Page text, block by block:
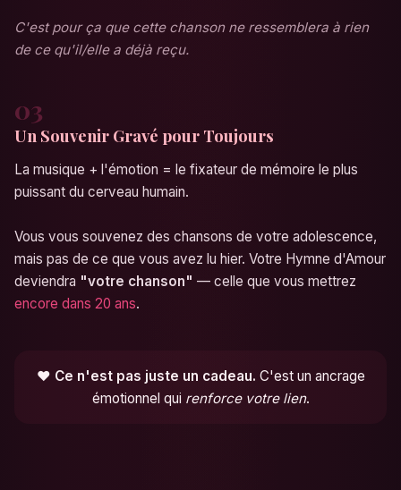
C'est pour ça que cette chanson ne ressemblera à rien
de ce qu'il/elle a déjà reçu.
03
Un Souvenir Gravé pour Toujours
La musique + l'émotion = le fixateur de mémoire le plus
puissant du cerveau humain.
Vous vous souvenez des chansons de votre adolescence,
mais pas de ce que vous avez lu hier. Votre Hymne d'Amour
deviendra "votre chanson" — celle que vous mettrez
encore dans 20 ans.
❤️ Ce n'est pas juste un cadeau. C'est un ancrage
émotionnel qui renforce votre lien.